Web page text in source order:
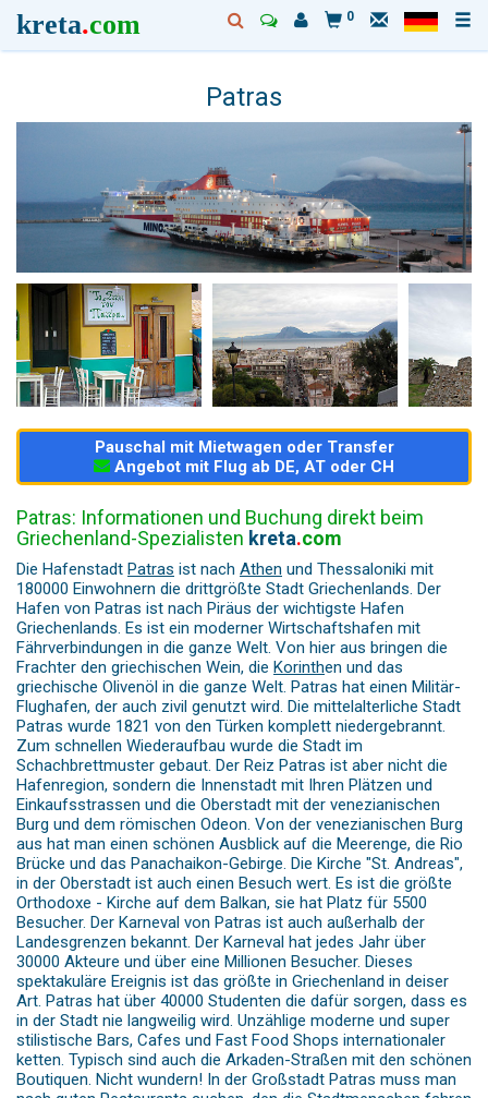
kreta.com 0
Patras
Pauschal mit Mietwagen oder Transfer
Angebot mit Flug ab DE, AT oder CH
Patras: Informationen und Buchung direkt beim
Griechenland-Spezialisten kreta.com
Die Hafenstadt Patras ist nach Athen und Thessaloniki mit
180000 Einwohnern die drittgrößte Stadt Griechenlands. Der
Hafen von Patras ist nach Piräus der wichtigste Hafen
Griechenlands. Es ist ein moderner Wirtschaftshafen mit
Fährverbindungen in die ganze Welt. Von hier aus bringen die
Frachter den griechischen Wein, die Korinthen und das
griechische Olivenöl in die ganze Welt. Patras hat einen Militär-
Flughafen, der auch zivil genutzt wird. Die mittelalterliche Stadt
Patras wurde 1821 von den Türken komplett niedergebrannt.
Zum schnellen Wiederaufbau wurde die Stadt im
Schachbrettmuster gebaut. Der Reiz Patras ist aber nicht die
Hafenregion, sondern die Innenstadt mit Ihren Plätzen und
Einkaufsstrassen und die Oberstadt mit der venezianischen
Burg und dem römischen Odeon. Von der venezianischen Burg
aus hat man einen schönen Ausblick auf die Meerenge, die Rio
Brücke und das Panachaikon-Gebirge. Die Kirche "St. Andreas",
in der Oberstadt ist auch einen Besuch wert. Es ist die größte
Orthodoxe - Kirche auf dem Balkan, sie hat Platz für 5500
Besucher. Der Karneval von Patras ist auch außerhalb der
Landesgrenzen bekannt. Der Karneval hat jedes Jahr über
30000 Akteure und über eine Millionen Besucher. Dieses
spektakuläre Ereignis ist das größte in Griechenland in deiser
Art. Patras hat über 40000 Studenten die dafür sorgen, dass es
in der Stadt nie langweilig wird. Unzählige moderne und super
stilistische Bars, Cafes und Fast Food Shops internationaler
ketten. Typisch sind auch die Arkaden-Straßen mit den schönen
Boutiquen. Nicht wundern! In der Großstadt Patras muss man